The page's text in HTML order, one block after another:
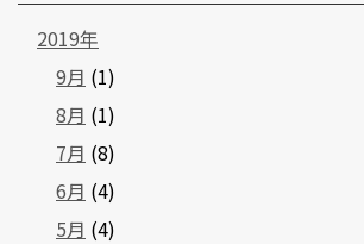
2019年
9月 (1)
8月 (1)
7月 (8)
6月 (4)
5月 (4)